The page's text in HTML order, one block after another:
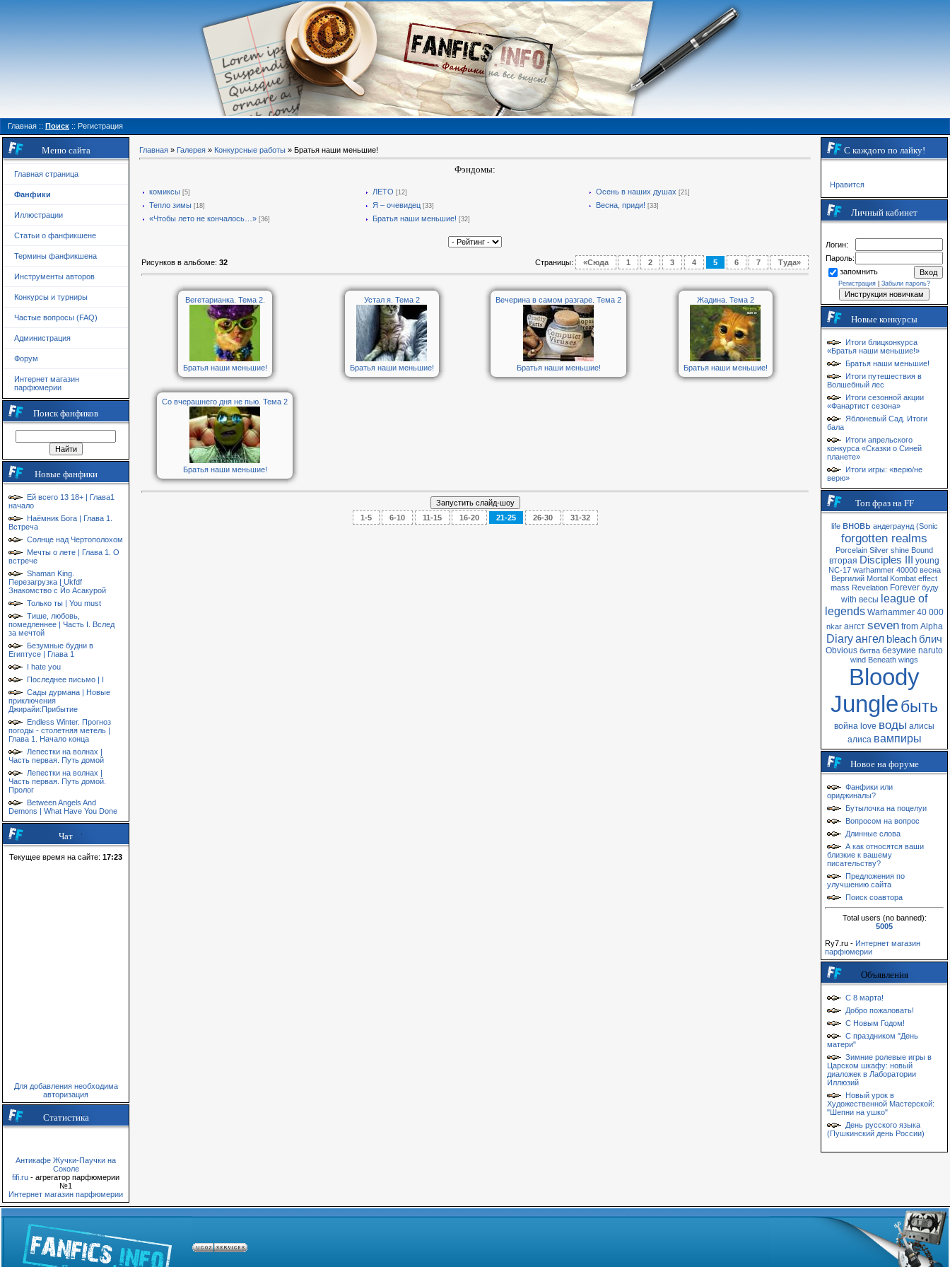
Главная :: Поиск :: Регистрация
Меню сайта
Главная страница
Фанфики
Иллюстрации
Статьи о фанфикшене
Термины фанфикшена
Инструменты авторов
Конкурсы и турниры
Частые вопросы (FAQ)
Администрация
Форум
Интернет магазин
парфюмерии
Поиск фанфиков
Новые фанфики
Ей всего 13 18+ | Глава1
начало
Наёмник Бога | Глава 1.
Встреча
Солнце над Чертополохом
Мечты о лете | Глава 1. О
встрече
Shaman King.
Перезагрузка | Ukfdf
Знакомство с Йо Асакурой
Только ты | You must
Тише, любовь,
помедленнее | Часть I. Вслед
за мечтой
Безумные будни в
Египтусе | Глава 1
I hate you
Последнее письмо | I
Сады дурмана | Новые
приключения
Джирайи:Прибытие
Endless Winter. Прогноз
погоды - столетняя метель |
Глава 1. Начало конца
Лепестки на волнах |
Часть первая. Путь домой
Лепестки на волнах |
Часть первая. Путь домой.
Пролог
Between Angels And
Demons | What Have You Done
Чат
Текущее время на сайте: 17:23
Для добавления необходима
авторизация
Статистика
Антикафе Жучки-Паучки на
Соколе
fifi.ru - агрегатор парфюмерии
№1
Интернет магазин парфюмерии
Главная » Галерея » Конкурсные работы » Братья наши меньшие!
Фэндомы:
комиксы [5] ЛЕТО [12] Осень в наших душах [21]
Тепло зимы [18] Я – очевидец [33] Весна, приди! [33]
«Чтобы лето не кончалось…» [36] Братья наши меньшие! [32]
Рисунков в альбоме: 32 Страницы: «Сюда 1 2 3 4 5 6 7 Туда»
Вегетарианка. Тема 2.
Братья наши меньшие!
Устал я. Тема 2
Братья наши меньшие!
Вечерина в самом разгаре. Тема 2
Братья наши меньшие!
Жадина. Тема 2
Братья наши меньшие!
Со вчерашнего дня не пью. Тема 2
Братья наши меньшие!
1-5 6-10 11-15 16-20 21-25 26-30 31-32
С каждого по лайку!
Нравится
Личный кабинет
Логин:
Пароль:
запомнить
Регистрация Забыли пароль?
Новые конкурсы
Итоги блицконкурса
«Братья наши меньшие!»
Братья наши меньшие!
Итоги путешествия в
Волшебный лес
Итоги сезонной акции
«Фанартист сезона»
Яблоневый Сад. Итоги
бала
Итоги апрельского
конкурса «Сказки о Синей
планете»
Итоги игры: «верю/не
верю»
Топ фраз на FF
life вновь андеграунд (Sonic
forgotten realms
Porcelain Silver shine Bound
вторая Disciples III young
NC-17 warhammer 40000 весна
Вергилий Mortal Kombat effect
mass Revelation Forever буду
with весы league of
legends Warhammer 40 000
nkar ангст seven from Alpha
Diaryангел bleachблич
Obvious битва безумие naruto
wind Beneath wings
Bloody
Jungleбыть
война love воды алисы
алиса вампиры
Новое на форуме
Фанфики или
ориджиналы?
Бутылочка на поцелуи
Вопросом на вопрос
Длинные слова
А как относятся ваши
близкие к вашему
писательству?
Предложения по
улучшению сайта
Поиск соавтора
Total users (no banned):
5005
Ry7.ru - Интернет магазин
парфюмерии
Объявления
С 8 марта!
Добро пожаловать!
С Новым Годом!
С праздником "День
матери"
Зимние ролевые игры в
Царском шкафу: новый
диаложек в Лаборатории
Иллюзий
Новый урок в
Художественной Мастерской:
"Шепни на ушко"
День русского языка
(Пушкинский день России)